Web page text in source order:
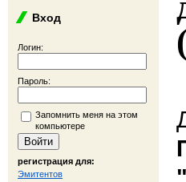
Вход
Логин:
Пароль:
Запомнить меня на этом
компьютере
регистрация для:
Эмитентов